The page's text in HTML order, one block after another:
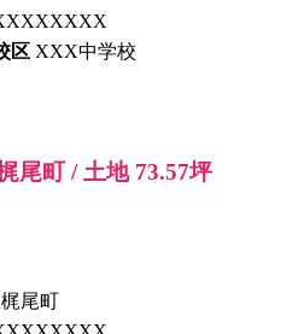
区 XXX中学校
尾町 / 土地 73.57坪
尾町